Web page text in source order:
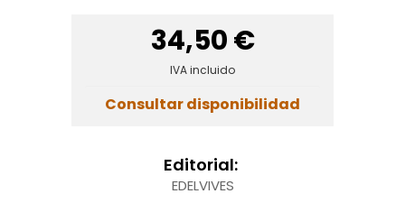
34,50 €
IVA incluido
Consultar disponibilidad
Editorial:
EDELVIVES